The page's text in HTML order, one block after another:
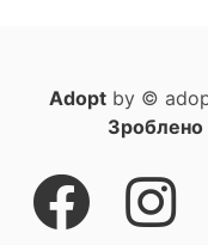
Adoptby ©